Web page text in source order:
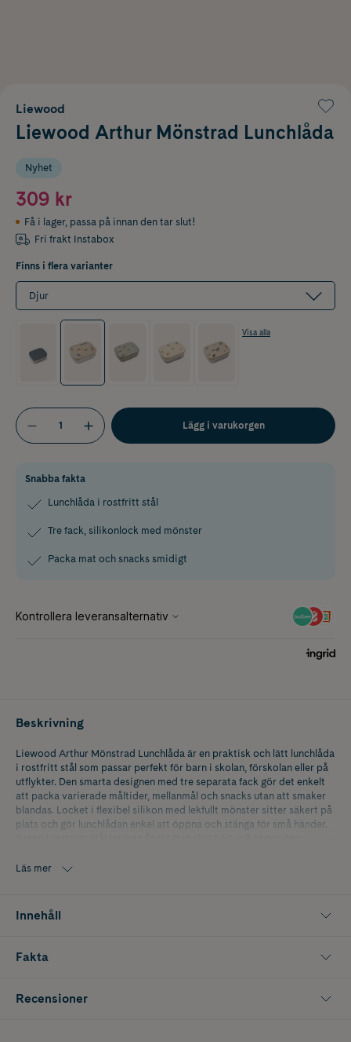
Liewood
Liewood Arthur Mönstrad Lunchlåda
Nyhet
309 kr
Få i lager, passa på innan den tar slut!
Fri frakt Instabox
Finns i flera varianter
Djur
Visa alla
Lägg i varukorgen
Snabba fakta
Lunchlåda i rostfritt stål
Tre fack, silikonlock med mönster
Packa mat och snacks smidigt
Beskrivning
Liewood Arthur Mönstrad Lunchlåda är en praktisk och lätt lunchlåda
i rostfritt stål som passar perfekt för barn i skolan, förskolan eller på
utflykter. Den smarta designen med tre separata fack gör det enkelt
att packa varierade måltider, mellanmål och snacks utan att smaker
blandas. Locket i flexibel silikon med lekfullt mönster sitter säkert på
plats och gör lunchlådan enkel att öppna och stänga för små händer.
och kan diskas i maskin. Observera att den inte är läckagesäker om
Innehåller 1 st. Rymmer 900 ml
Läs mer
Innehåll
Fakta
Recensioner